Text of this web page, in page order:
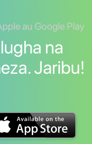
au Google Play
na
Jaribu!